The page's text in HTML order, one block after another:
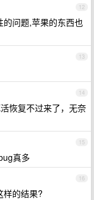
12
问题,苹果的东西也
13
14
恢复不过来了，无奈
15
真多
16
样的结果?